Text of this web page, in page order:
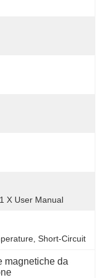
X User Manual
Short-Circuit
magnetiche da